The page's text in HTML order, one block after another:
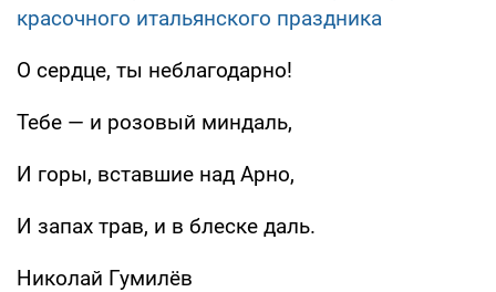
красочного итальянского праздника
О сердце, ты неблагодарно!
Тебе — и розовый миндаль,
И горы, вставшие над Арно,
И запах трав, и в блеске даль.
Николай Гумилёв